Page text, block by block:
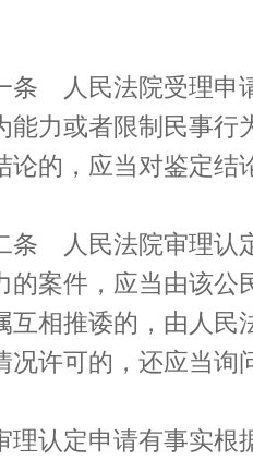
人民法院受理申
能力或者限制民事行
论的，应当对鉴定结
人民法院审理认
的案件，应当由该公
互相推诿的，由人民
况许可的，还应当询
认定申请有事实根